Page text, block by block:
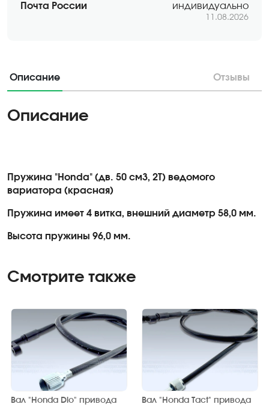
Почта России индивидуально
11.08.2026
Описание Отзывы
Описание
Пружина "Honda" (дв. 50 см3, 2Т) ведомого
вариатора (красная)
Пружина имеет 4 витка, внешний диаметр 58,0 мм.
Высота пружины 96,0 мм.
Смотрите также
Вал "Honda Dio" привода
Вал "Honda Tact" привода